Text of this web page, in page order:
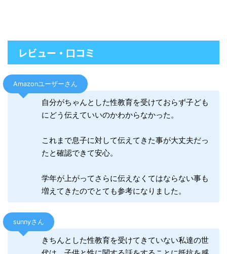
レビュー・口コミ
Amazonユーザーさん
自分がちゃんとした性教育を受けておらず子ども
にどう伝えていいのかわからなかった。
これまで息子に対して伝えてきた事が大丈夫だっ
たと確認できて安心。
学年が上がってさらに伝えなくてはならない事も
増えてきたのでとても参考になりました。
sunnyさん
きちんとした性教育を受けてきていない私達の世